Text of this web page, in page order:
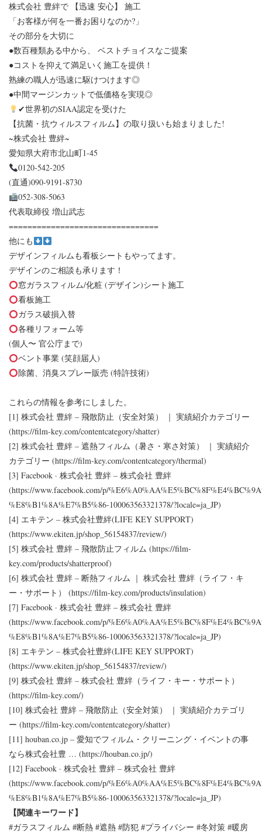
株式会社 豊絆で 【迅速 安心】 施工
「お客様が何を一番お困りなのか?」⁡
⁡その部分を大切に
●数百種類ある中から、 ベストチョイスなご提案
●コストを抑えて満足いく施工を提供！
熟練の職人が迅速に駆けつけます◎
●中間マージンカットで低価格を実現◎
✔世界初のSIAA認定を受けた
【抗菌・抗ウィルスフィルム】の取り扱いも始まりました!
~株式会社 豊絆~
愛知県大府市北山町1-45
0120-542-205
(直通)090-9191-8730
052-308-5063
代表取締役 増山武志
================================
他にも
デザインフィルムも看板シートもやってます。
デザインのご相談も承ります！
窓ガラスフィルム/化粧 (デザイン)シート施工
看板施工
ガラス破損入替
各種リフォーム等
(個人〜 官公庁まで)
ベント事業 (笑顔届人)
除菌、消臭スプレー販売 (特許技術)
これらの情報を参考にしました。
[1] 株式会社 豊絆 – 飛散防止（安全対策） ｜ 実績紹介カテゴリー
(https://film-key.com/contentcategory/shatter)
[2] 株式会社 豊絆 – 遮熱フィルム（暑さ・寒さ対策） ｜ 実績紹介
カテゴリー (https://film-key.com/contentcategory/thermal)
[3] Facebook · 株式会社 豊絆 – 株式会社 豊絆
(https://www.facebook.com/p/
%E8%B1%8A%E7%B5%86-100063563321378/?locale=ja_JP)
[4] エキテン – 株式会社豊絆(LIFE KEY SUPPORT)
(https://www.ekiten.jp/shop_56154837/review/)
[5] 株式会社 豊絆 – 飛散防止フィルム (https://film-
key.com/products/shatterproof)
[6] 株式会社 豊絆 – 断熱フィルム ｜ 株式会社 豊絆（ライフ・キ
ー・サポート） (https://film-key.com/products/insulation)
[7] Facebook · 株式会社 豊絆 – 株式会社 豊絆
(https://www.facebook.com/p/
%E8%B1%8A%E7%B5%86-100063563321378/?locale=ja_JP)
[8] エキテン – 株式会社豊絆(LIFE KEY SUPPORT)
(https://www.ekiten.jp/shop_56154837/review/)
[9] 株式会社 豊絆 – 株式会社 豊絆（ライフ・キー・サポート）
(https://film-key.com/)
[10] 株式会社 豊絆 – 飛散防止（安全対策） ｜ 実績紹介カテゴリ
ー (https://film-key.com/contentcategory/shatter)
[11] houban.co.jp – 愛知でフィルム・クリーニング・イベントの事
なら株式会社豊 … (https://houban.co.jp/)
[12] Facebook · 株式会社 豊絆 – 株式会社 豊絆
(https://www.facebook.com/p/
%E8%B1%8A%E7%B5%86-100063563321378/?locale=ja_JP)
【関連キーワード】
#ガラスフィルム #断熱 #遮熱 #防犯 #プライバシー #冬対策 #暖房